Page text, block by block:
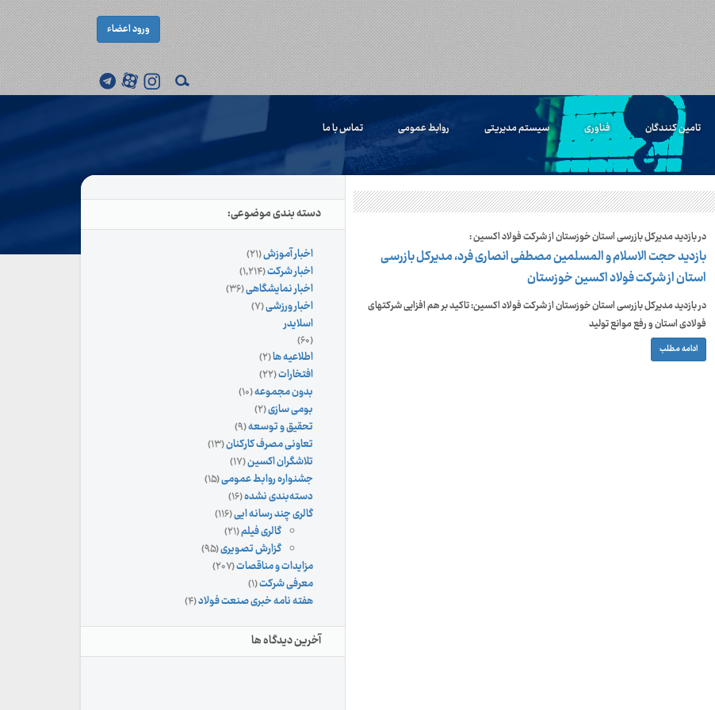
ورود اعضاء
تامین کنندگان فناوری سیستم مدیریتی روابط عمومی تماس با ما
در بازدید مدیرکل بازرسی استان خوزستان از شرکت فولاد اکسین :
بازدید حجت الاسلام و المسلمین مصطفی انصاری‌ فرد، مدیرکل بازرسی
استان از شرکت فولاد اکسین خوزستان
در بازدید مدیرکل بازرسی استان خوزستان از شرکت فولاد اکسین: تاکید بر هم افزایی شرکتهای
فولادی استان و رفع موانع تولید
ادامه مطلب
دسته بندی موضوعی:
اخبار آموزش(۲۱)
اخبار شرکت(۱,۲۱۴)
اخبار نمایشگاهی(۳۶)
اخبار ورزشی(۷)
اسلایدر
(۶۰)
اطلاعیه ها(۲)
افتخارات(۲۲)
بدون مجموعه(۱۰)
بومی سازی(۲)
تحقیق و توسعه(۹)
تعاونی مصرف کارکنان(۱۳)
تلاشگران اکسین(۱۷)
جشنواره روابط عمومی(۱۵)
دسته‌بندی نشده(۱۶)
گالری چند رسانه ایی(۱۱۶)
گالری فیلم(۲۱)
گزارش تصویری(۹۵)
مزایدات و مناقصات(۲۰۷)
معرفی شرکت(۱)
هفته نامه خبری صنعت فولاد(۴)
آخرین دیدگاه ها